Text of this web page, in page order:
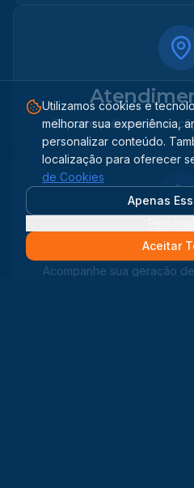
Utilizamos cookies e
melhorar sua experiência,
personalizar conteúdo.
localização para oferecer
de Cookies
Apenas
Aceitar
Suporte próximo de
Acompanhe sua geração